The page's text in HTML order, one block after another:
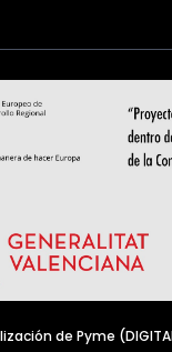
de Pyme